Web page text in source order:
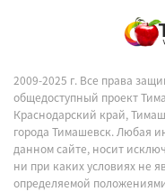
2009-2025 г. Все права
общедоступный проект
Краснодарский край,
города Тимашевск. Любая
данном сайте, носит
ни при каких условиях не
определяемой